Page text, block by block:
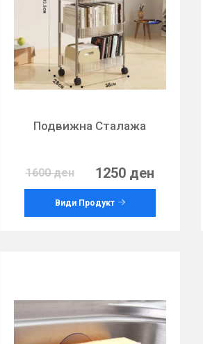
Подвижна Сталажа
1600 ден 1250 ден
Види Продукт